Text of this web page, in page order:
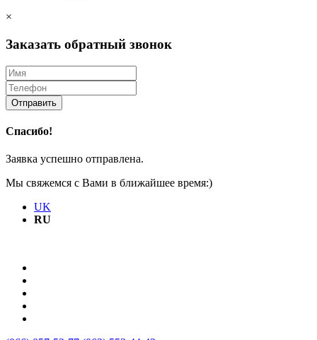
×
Заказать обратный звонок
Отправить
Спасибо!
Заявка успешно отправлена.
Мы свяжемся с Вами в ближайшее время:)
UK
RU